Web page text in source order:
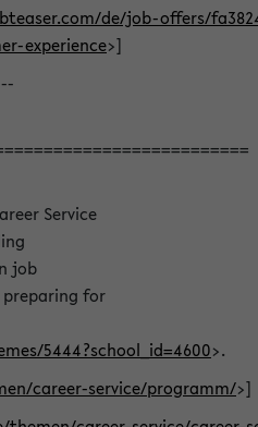
de/job-offers/
experience>]
Service
job
for
5444?school_id=4600>.
career-service/programm/>]